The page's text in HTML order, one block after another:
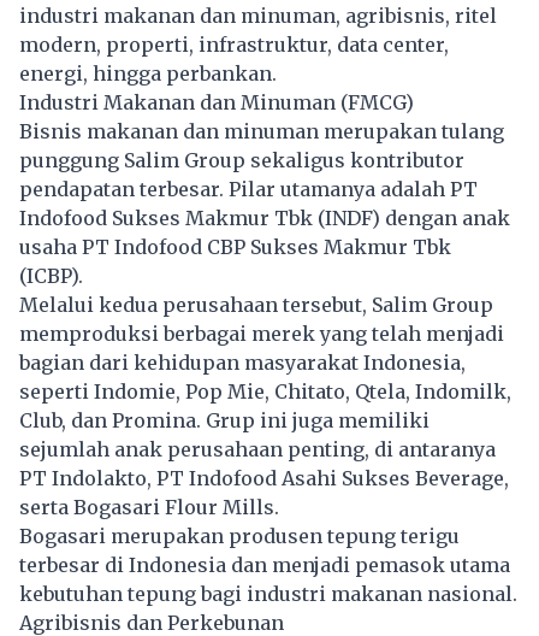
industri makanan dan minuman, agribisnis, ritel
modern, properti, infrastruktur, data center,
energi, hingga perbankan.
Industri Makanan dan Minuman (FMCG)
Bisnis makanan dan minuman merupakan tulang
punggung Salim Group sekaligus kontributor
pendapatan terbesar. Pilar utamanya adalah PT
Indofood Sukses Makmur Tbk (INDF) dengan anak
usaha PT Indofood CBP Sukses Makmur Tbk
(ICBP).
Melalui kedua perusahaan tersebut, Salim Group
memproduksi berbagai merek yang telah menjadi
bagian dari kehidupan masyarakat Indonesia,
seperti Indomie, Pop Mie, Chitato, Qtela, Indomilk,
Club, dan Promina. Grup ini juga memiliki
sejumlah anak perusahaan penting, di antaranya
PT Indolakto, PT Indofood Asahi Sukses Beverage,
serta Bogasari Flour Mills.
Bogasari merupakan produsen tepung terigu
terbesar di Indonesia dan menjadi pemasok utama
kebutuhan tepung bagi industri makanan nasional.
Agribisnis dan Perkebunan